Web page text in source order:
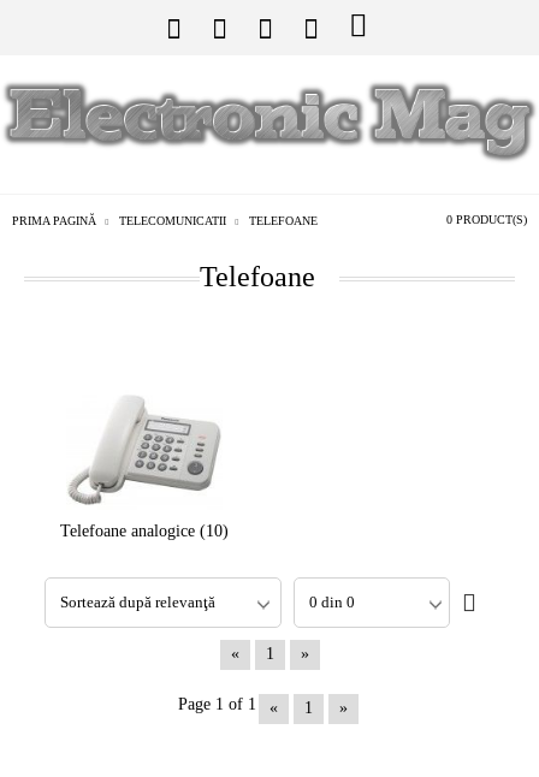
PRIMA PAGINĂ TELECOMUNICATII TELEFOANE 0 PRODUCT(S)
Telefoane
Telefoane analogice (10)
« 1 »
Page 1 of 1 « 1 »